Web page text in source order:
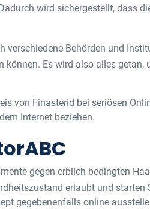
wird sichergestellt, dass
verschiedene Behörden und
können. Es wird also alles
von Finasterid bei seriösen
Internet beziehen.
gegen erblich bedingten
erlaubt und
gegebenenfalls online